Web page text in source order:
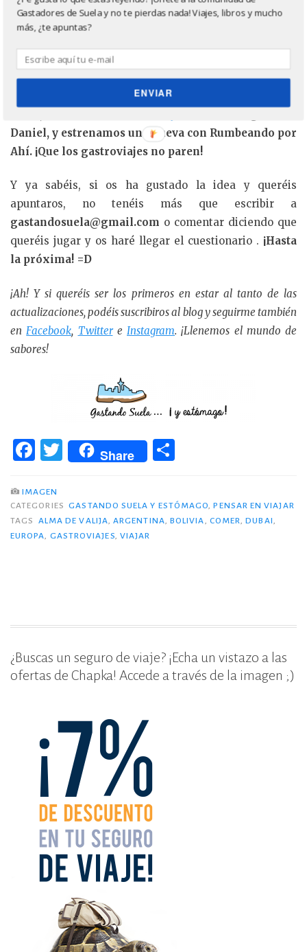
pino al oporto y alguno de mis postres chocolatosos
con maracuyá.
¡Y eso es todo amigos! Esta cadena, iniciada por
Pensar en viajarcontinuará con Alicia, ya haremos
las presentaciones oportunas cuando toque. Pero
Daniel, y estrenamos una nueva con Rumbeando por
Ahí. ¡Que los gastroviajes no paren!
Y ya sabéis, si os ha gustado la idea y queréis
apuntaros, no tenéis más que escribir a
gastandosuela@gmail.com o comentar diciendo que
queréis jugar y os haré llegar el cuestionario . ¡Hasta
la próxima! =D
¡Ah! Y si queréis ser los primeros en estar al tanto de las
actualizaciones, podéis suscribiros al blog y seguirme también
enFacebook, Twittere Instagram. ¡Llenemos el mundo de
sabores!
F
c
e
b
T
w
te
r
Share
m
p
IMAGEN
CATEGORIES GASTANDO SUELA Y ESTÓMAGO,PENSAR EN VIAJAR
TAGS
ALMA DE VALIJA,ARGENTINA, BOLIVIA, COMER,DUBAI,
EUROPA, GASTROVIAJES, VIAJAR
¿Buscas un seguro de viaje? ¡Echa un vistazo a las
ofertas de Chapka! Accede a través de la imagen ;)
Gastadores de Suela y no te pierdas nada! Viajes, libros y mucho
más, ¿te apuntas?
ENVIAR